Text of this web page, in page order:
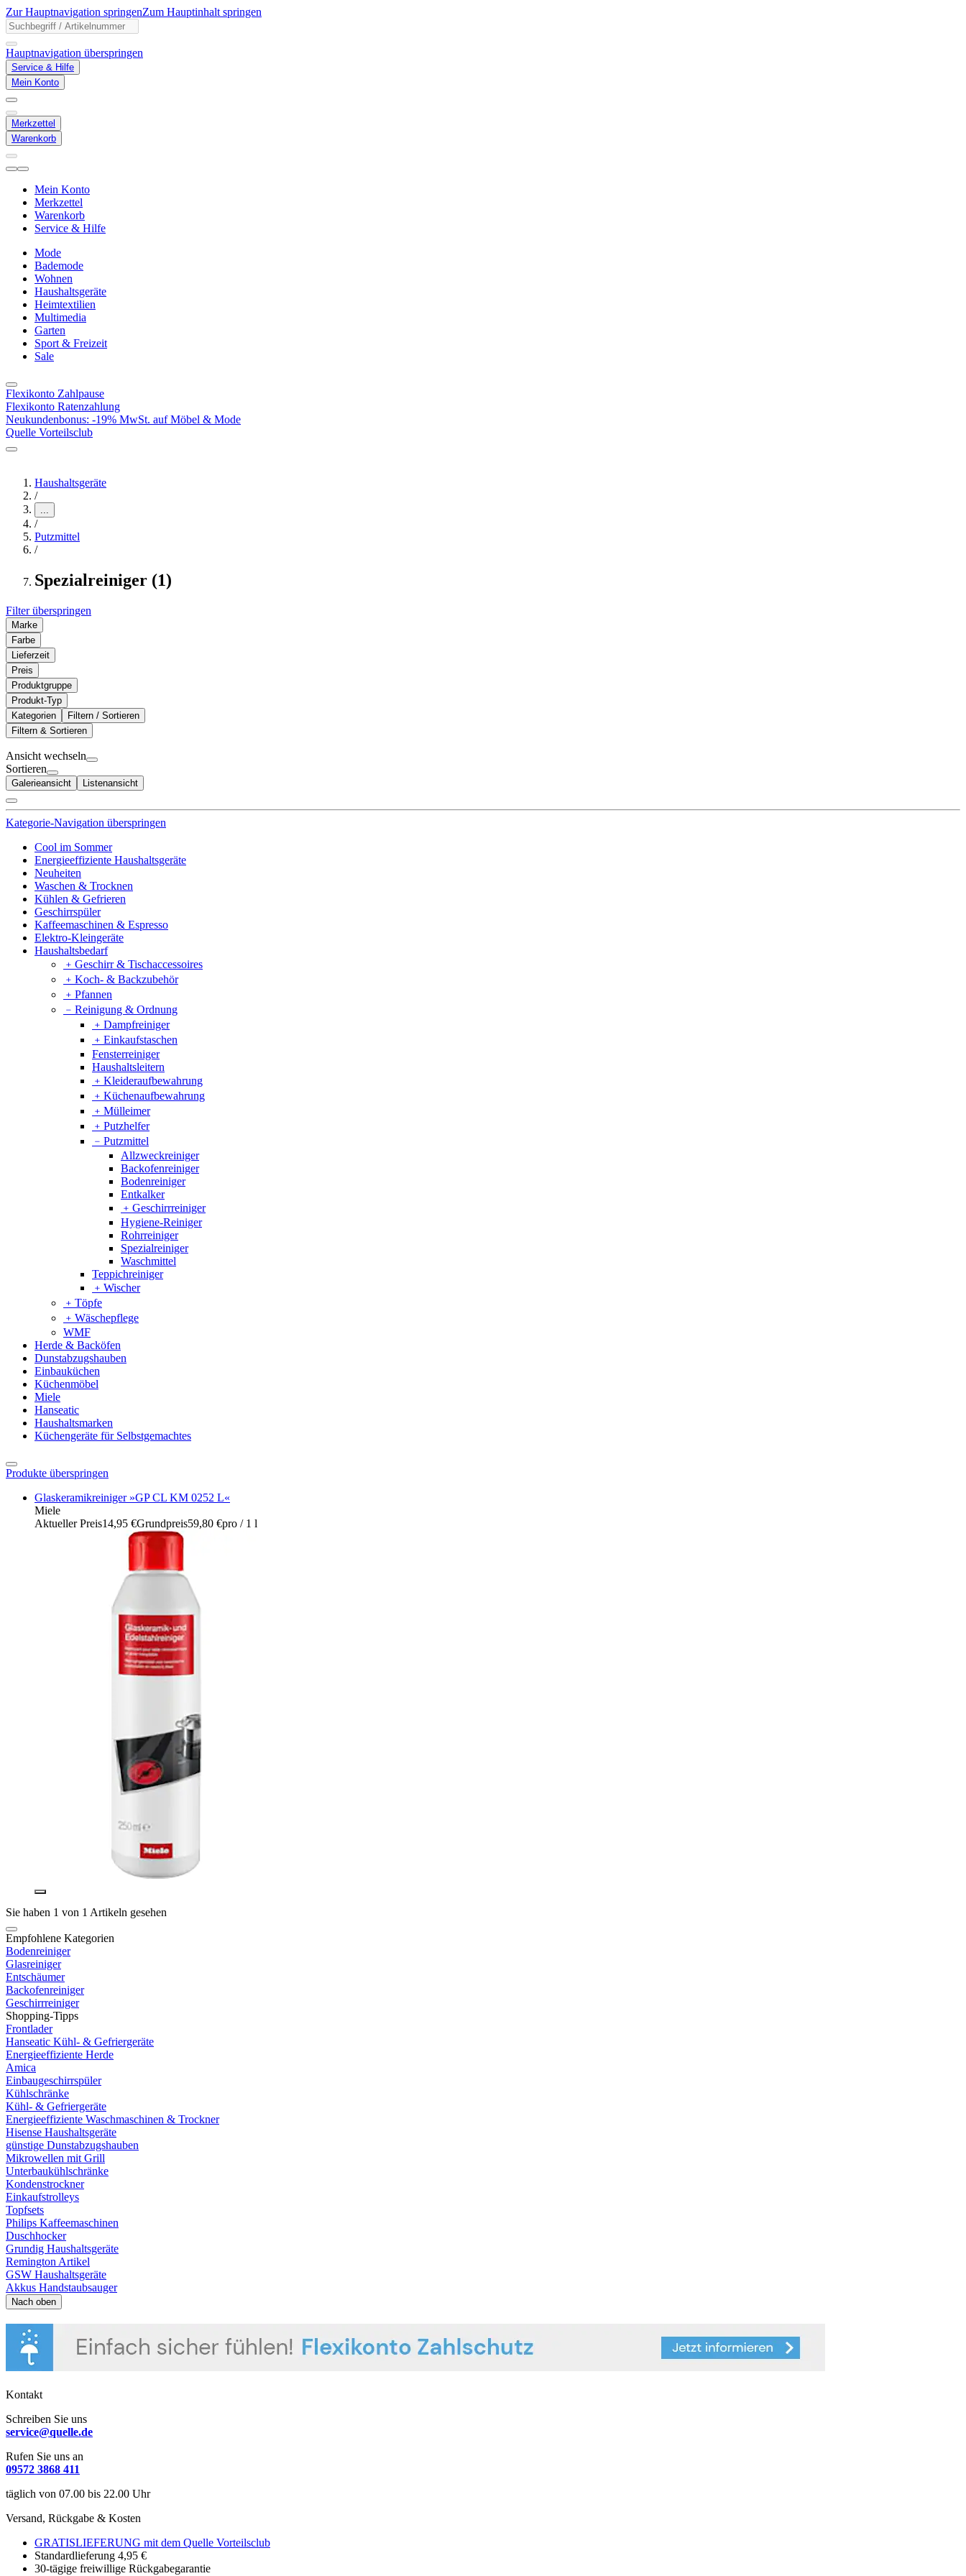
Zur Hauptnavigation springenZum Hauptinhalt springen
Hauptnavigation überspringen
Service & Hilfe
Mein Konto
Merkzettel
Warenkorb
Mein Konto
Merkzettel
Warenkorb
Service & Hilfe
Mode
Bademode
Wohnen
Haushaltsgeräte
Heimtextilien
Multimedia
Garten
Sport & Freizeit
Sale
Flexikonto Zahlpause
Flexikonto Ratenzahlung
Neukundenbonus: -19% MwSt. auf Möbel & Mode
Quelle Vorteilsclub
Haushaltsgeräte
/
...
/
Putzmittel
/
Spezialreiniger (1)
Filter überspringen
Marke
Farbe
Lieferzeit
Preis
Produktgruppe
Produkt-Typ
Kategorien
Filtern / Sortieren
Filtern & Sortieren
Ansicht wechseln
Sortieren
Galerieansicht Listenansicht
Kategorie-Navigation überspringen
Cool im Sommer
Energieeffiziente Haushaltsgeräte
Neuheiten
Waschen & Trocknen
Kühlen & Gefrieren
Geschirrspüler
Kaffeemaschinen & Espresso
Elektro-Kleingeräte
Haushaltsbedarf
﹢ Geschirr & Tischaccessoires
﹢ Koch- & Backzubehör
﹢ Pfannen
﹣ Reinigung & Ordnung
﹢ Dampfreiniger
﹢ Einkaufstaschen
Fensterreiniger
Haushaltsleitern
﹢ Kleideraufbewahrung
﹢ Küchenaufbewahrung
﹢ Mülleimer
﹢ Putzhelfer
﹣ Putzmittel
Allzweckreiniger
Backofenreiniger
Bodenreiniger
Entkalker
﹢ Geschirrreiniger
Hygiene-Reiniger
Rohrreiniger
Spezialreiniger
Waschmittel
Teppichreiniger
﹢ Wischer
﹢ Töpfe
﹢ Wäschepflege
WMF
Herde & Backöfen
Dunstabzugshauben
Einbauküchen
Küchenmöbel
Miele
Hanseatic
Haushaltsmarken
Küchengeräte für Selbstgemachtes
Produkte überspringen
Glaskeramikreiniger »GP CL KM 0252 L«
Miele
Aktueller Preis14,95 €Grundpreis59,80 €pro / 1 l
Sie haben 1 von 1 Artikeln gesehen
Empfohlene Kategorien
Bodenreiniger
Glasreiniger
Entschäumer
Backofenreiniger
Geschirrreiniger
Shopping-Tipps
Frontlader
Hanseatic Kühl- & Gefriergeräte
Energieeffiziente Herde
Amica
Einbaugeschirrspüler
Kühlschränke
Kühl- & Gefriergeräte
Energieeffiziente Waschmaschinen & Trockner
Hisense Haushaltsgeräte
günstige Dunstabzugshauben
Mikrowellen mit Grill
Unterbaukühlschränke
Kondenstrockner
Einkaufstrolleys
Topfsets
Philips Kaffeemaschinen
Duschhocker
Grundig Haushaltsgeräte
Remington Artikel
GSW Haushaltsgeräte
Akkus Handstaubsauger
Nach oben
Kontakt
Schreiben Sie uns
service@quelle.de
Rufen Sie uns an
09572 3868 411
täglich von 07.00 bis 22.00 Uhr
Versand, Rückgabe & Kosten
GRATISLIEFERUNG mit dem Quelle Vorteilsclub
Standardlieferung 4,95 €
30-tägige freiwillige Rückgabegarantie